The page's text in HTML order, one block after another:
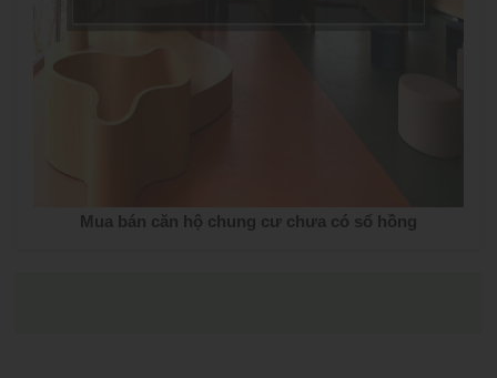
Mua bán căn hộ chung cư chưa có sổ hồng